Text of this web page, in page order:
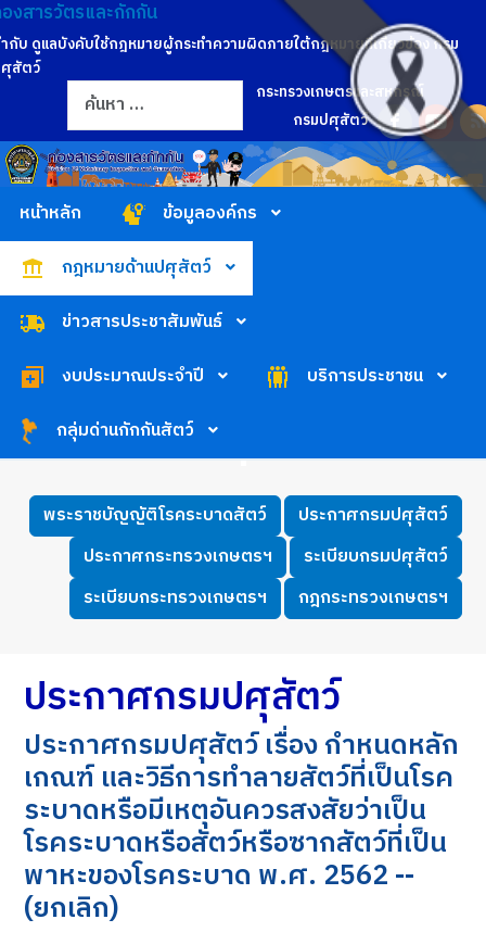
งสารวัตรและกักกัน
กับ ดูแลบังคับใช้กฎหมายผู้กระทำความผิดภายใต้กฎหมายที่เกี่ยวข้อง กรม
สัตว์
การค้นหา
กระทรวงเกษตรและสหกรณ์
กรมปศุสัตว์
หน้าหลัก
ข้อมูลองค์กร
กฎหมายด้านปศุสัตว์
ข่าวสารประชาสัมพันธ์
งบประมาณประจำปี
บริการประชาชน
กลุ่มด่านกักกันสัตว์
พระราชบัญญัติโรคระบาดสัตว์
ประกาศกรมปศุสัตว์
ประกาศกระทรวงเกษตรฯ
ระเบียบกรมปศุสัตว์
ระเบียบกระทรวงเกษตรฯ
กฎกระทรวงเกษตรฯ
ประกาศกรมปศุสัตว์
ประกาศกรมปศุสัตว์ เรื่อง กำหนดหลัก
เกณฑ์ และวิธีการทำลายสัตว์ที่เป็นโรค
ระบาดหรือมีเหตุอันควรสงสัยว่าเป็น
โรคระบาดหรือสัตว์หรือซากสัตว์ที่เป็น
พาหะของโรคระบาด พ.ศ. 2562 --
(ยกเลิก)